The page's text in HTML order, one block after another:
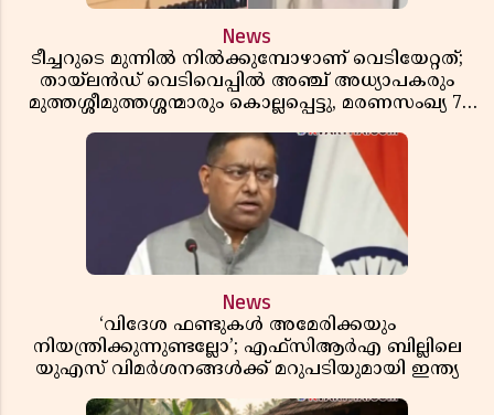
News
ടീച്ചറുടെ മുന്നിൽ നിൽക്കുമ്പോഴാണ് വെടിയേറ്റത്;
തായ്‌ലൻഡ് വെടിവെപ്പിൽ അഞ്ച് അധ്യാപകരും
മുത്തശ്ശീമുത്തശ്ശന്മാരും കൊല്ലപ്പെട്ടു, മരണസംഖ്യ 7;
News
‘വിദേശ ഫണ്ടുകൾ അമേരിക്കയും
നിയന്ത്രിക്കുന്നുണ്ടല്ലോ’; എഫ്സിആർഎ ബില്ലിലെ
യുഎസ് വിമർശനങ്ങൾക്ക് മറുപടിയുമായി ഇന്ത്യ